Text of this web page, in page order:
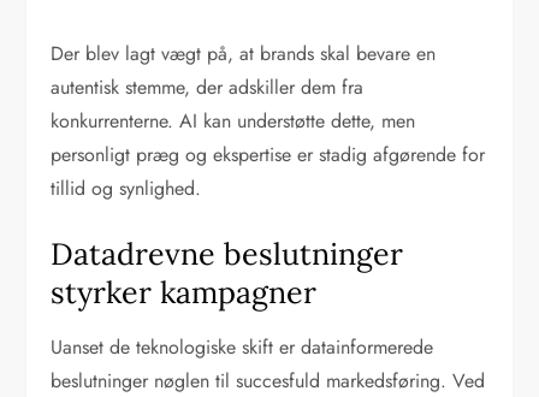
Der blev lagt vægt på, at brands skal bevare en
autentisk stemme, der adskiller dem fra
konkurrenterne. AI kan understøtte dette, men
personligt præg og ekspertise er stadig afgørende for
tillid og synlighed.
Datadrevne beslutninger
styrker kampagner
Uanset de teknologiske skift er datainformerede
beslutninger nøglen til succesfuld markedsføring. Ved